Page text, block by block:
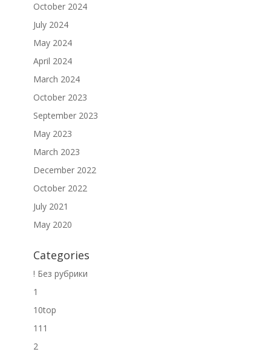
October 2024
July 2024
May 2024
April 2024
March 2024
October 2023
September 2023
May 2023
March 2023
December 2022
October 2022
July 2021
May 2020
Categories
! Без рубрики
1
10top
111
2